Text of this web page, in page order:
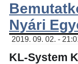
Nyári
2019. 09. 02. -
KL-System